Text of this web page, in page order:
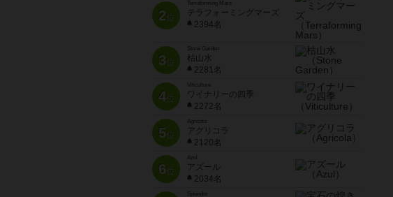
2位
Terraforming Mars
テラフォーミングマーズ
2394名
3位
Stone Garden
枯山水
2281名
4位
Viticulture
ワイナリーの四季
2272名
5位
Agricola
アグリコラ
2120名
6位
Azul
アズール
2034名